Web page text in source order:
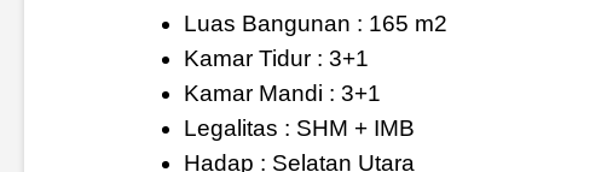
Luas Bangunan : 165 m2
Kamar Tidur : 3+1
Kamar Mandi : 3+1
Legalitas : SHM + IMB
Hadap : Selatan Utara